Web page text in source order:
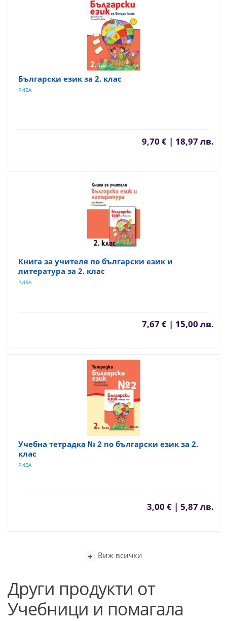
Български език за 2. клас
РИВА
9,70 € | 18,97 лв.
Книга за учителя по български език и
литература за 2. клас
РИВА
7,67 € | 15,00 лв.
Учебна тетрадка № 2 по български език за 2.
клас
РИВА
3,00 € | 5,87 лв.
Виж всички
Други продукти от
Учебници и помагала